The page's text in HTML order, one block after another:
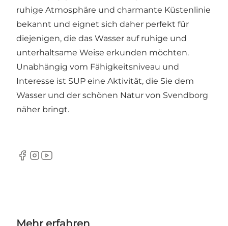
ruhige Atmosphäre und charmante Küstenlinie
bekannt und eignet sich daher perfekt für
diejenigen, die das Wasser auf ruhige und
unterhaltsame Weise erkunden möchten.
Unabhängig vom Fähigkeitsniveau und
Interesse ist SUP eine Aktivität, die Sie dem
Wasser und der schönen Natur von Svendborg
näher bringt.
Facebook
Instagram
YouTube